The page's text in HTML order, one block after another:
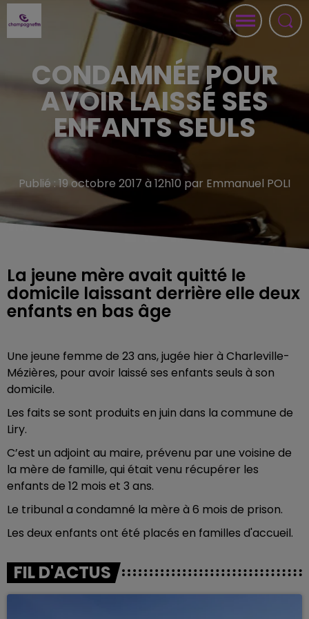
CONDAMNÉE POUR
AVOIR LAISSÉ SES
ENFANTS SEULS
Publié : 19 octobre 2017 à 12h10 par Emmanuel POLI
La jeune mère avait quitté le
domicile laissant derrière elle deux
enfants en bas âge
Une jeune femme de 23 ans, jugée hier à Charleville-
Mézières, pour avoir laissé ses enfants seuls à son
domicile.
Les faits se sont produits en juin dans la commune de
Liry.
C’est un adjoint au maire, prévenu par une voisine de
la mère de famille, qui était venu récupérer les
enfants de 12 mois et 3 ans.
Le tribunal a condamné la mère à 6 mois de prison.
Les deux enfants ont été placés en familles d'accueil.
FIL D'ACTUS